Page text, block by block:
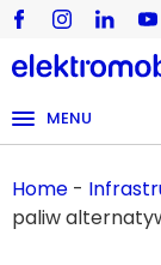
MENU
Home -
paliw